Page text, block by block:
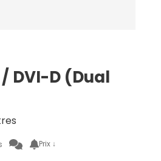
DVI-D (Dual
Prix ↓